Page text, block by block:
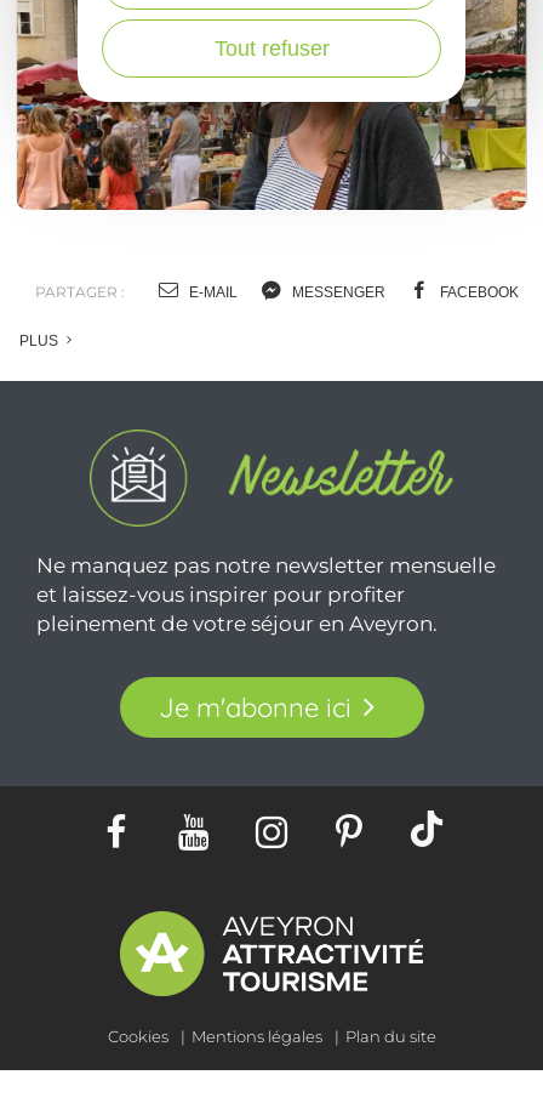
Faites votre marché : Villefranche-de-
Rouergue le jeudi!
En Aveyron, le marché, c’est sacré !
PARTAGER : E-MAIL MESSENGER
Ne manquez pas notre newsletter mensuelle
pleinement de votre séjour en Aveyron.
Tout refuser